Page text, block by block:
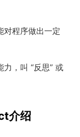
对程序做出一定
，叫 “反思” 或
介绍